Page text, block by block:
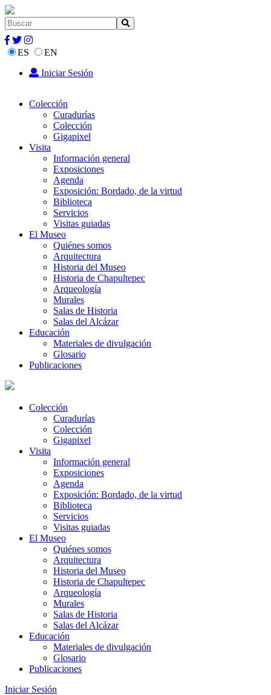
ES
EN
Iniciar Sesión
Colección
Curadurías
Colección
Gigapixel
Visita
Información general
Exposiciones
Agenda
Exposición: Bordado, de la virtud
Biblioteca
Servicios
Visitas guiadas
El Museo
Quiénes somos
Arquitectura
Historia del Museo
Historia de Chapultepec
Arqueología
Murales
Salas de Historia
Salas del Alcázar
Educación
Materiales de divulgación
Glosario
Publicaciones
Colección
Curadurías
Colección
Gigapixel
Visita
Información general
Exposiciones
Agenda
Exposición: Bordado, de la virtud
Biblioteca
Servicios
Visitas guiadas
El Museo
Quiénes somos
Arquitectura
Historia del Museo
Historia de Chapultepec
Arqueología
Murales
Salas de Historia
Salas del Alcázar
Educación
Materiales de divulgación
Glosario
Publicaciones
Iniciar Sesión